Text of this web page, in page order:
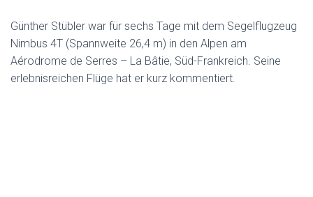
Günther Stübler war für sechs Tage mit dem Segelflugzeug
Nimbus 4T (Spannweite 26,4 m) in den Alpen am
Aérodrome de Serres – La Bâtie, Süd-Frankreich. Seine
erlebnisreichen Flüge hat er kurz kommentiert.